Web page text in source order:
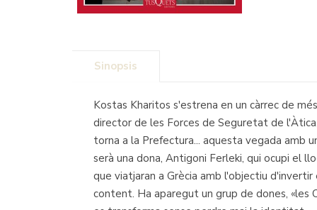
Sinopsis
Kostas Kharitos s'estrena en un càrrec de
director de les Forces de Seguretat de
torna a la Prefectura... aquesta vegada amb
serà una dona, Antigoni Ferleki, qui ocupi el
que viatjaran a Grècia amb l'objectiu
content. Ha aparegut un grup de dones, «les